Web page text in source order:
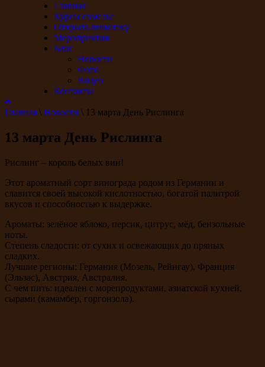
Главная
Курсы сомелье
Открыть винотеку
Мероприятия
Блог
Новости
Фото
Видео
Контакты
Главная \ Новости \ 13 марта День Рислинга
13 марта День Рислинга
Рислинг – король белых вин!
Этот ароматный сорт винограда родом из Германии и
славится своей высокой кислотностью, богатой палитрой
вкусов и способностью к выдержке.
Ароматы: зелёное яблоко, персик, цитрус, мёд, бензольные
ноты.
Степень сладости: от сухих и освежающих до пряных
сладких.
Лучшие регионы: Германия (Мозель, Рейнгау), Франция
(Эльзас), Австрия, Австралия.
С чем пить: идеален с морепродуктами, азиатской кухней,
сырами (камамбер, горгонзола).